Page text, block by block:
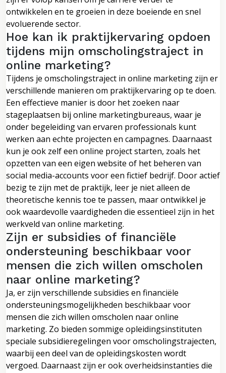
ontwikkelen en te groeien in deze boeiende en snel
evoluerende sector.
Hoe kan ik praktijkervaring opdoen
tijdens mijn omscholingstraject in
online marketing?
Tijdens je omscholingstraject in online marketing zijn er
verschillende manieren om praktijkervaring op te doen.
Een effectieve manier is door het zoeken naar
stageplaatsen bij online marketingbureaus, waar je
onder begeleiding van ervaren professionals kunt
werken aan echte projecten en campagnes. Daarnaast
kun je ook zelf een online project starten, zoals het
opzetten van een eigen website of het beheren van
social media-accounts voor een fictief bedrijf. Door actief
bezig te zijn met de praktijk, leer je niet alleen de
theoretische kennis toe te passen, maar ontwikkel je
ook waardevolle vaardigheden die essentieel zijn in het
werkveld van online marketing.
Zijn er subsidies of financiële
ondersteuning beschikbaar voor
mensen die zich willen omscholen
naar online marketing?
Ja, er zijn verschillende subsidies en financiële
ondersteuningsmogelijkheden beschikbaar voor
mensen die zich willen omscholen naar online
marketing. Zo bieden sommige opleidingsinstituten
speciale subsidieregelingen voor omscholingstrajecten,
waarbij een deel van de opleidingskosten wordt
vergoed. Daarnaast zijn er ook overheidsinstanties die